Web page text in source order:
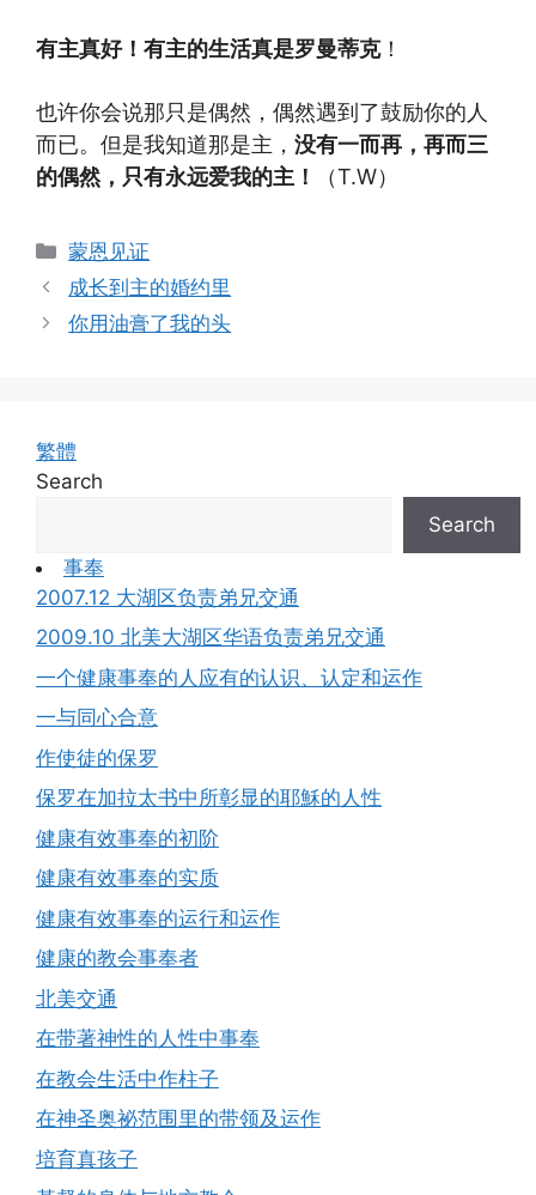
有主真好！有主的生活真是罗曼蒂克！
也许你会说那只是偶然，偶然遇到了鼓励你的人
而已。但是我知道那是主， 没有一而再，再而三
的偶然，只有永远爱我的主！
（T.W）
Categories
蒙恩见证
成长到主的婚约里
你用油膏了我的头
繁體
Search
Search
事奉
2007.12 大湖区负责弟兄交通
2009.10 北美大湖区华语负责弟兄交通
一个健康事奉的人应有的认识、认定和运作
一与同心合意
作使徒的保罗
保罗在加拉太书中所彰显的耶穌的人性
健康有效事奉的初阶
健康有效事奉的实质
健康有效事奉的运行和运作
健康的教会事奉者
北美交通
在带著神性的人性中事奉
在教会生活中作柱子
在神圣奥祕范围里的带领及运作
培育真孩子